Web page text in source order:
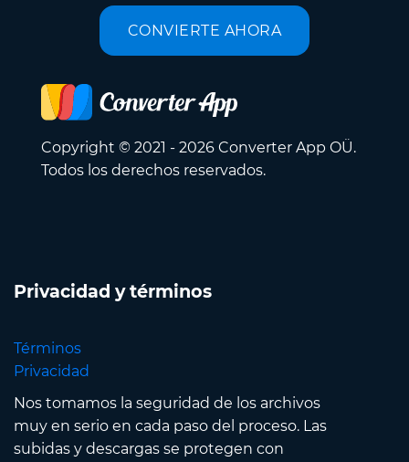
CONVIERTE AHORA
Copyright © 2021 - 2026 Converter App OÜ.
Todos los derechos reservados.
Privacidad y términos
Términos
Privacidad
Nos tomamos la seguridad de los archivos
muy en serio en cada paso del proceso. Las
subidas y descargas se protegen con